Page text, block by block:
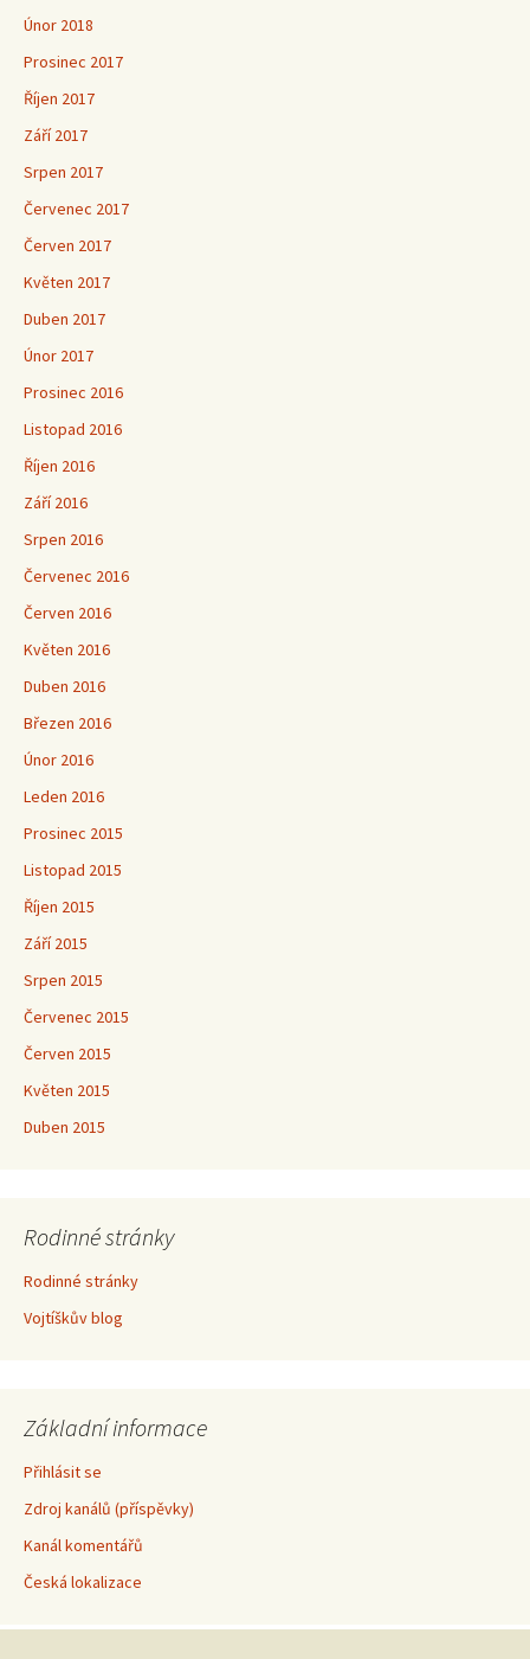
Únor 2018
Prosinec 2017
Říjen 2017
Září 2017
Srpen 2017
Červenec 2017
Červen 2017
Květen 2017
Duben 2017
Únor 2017
Prosinec 2016
Listopad 2016
Říjen 2016
Září 2016
Srpen 2016
Červenec 2016
Červen 2016
Květen 2016
Duben 2016
Březen 2016
Únor 2016
Leden 2016
Prosinec 2015
Listopad 2015
Říjen 2015
Září 2015
Srpen 2015
Červenec 2015
Červen 2015
Květen 2015
Duben 2015
Rodinné stránky
Rodinné stránky
Vojtíškův blog
Základní informace
Přihlásit se
Zdroj kanálů (příspěvky)
Kanál komentářů
Česká lokalizace